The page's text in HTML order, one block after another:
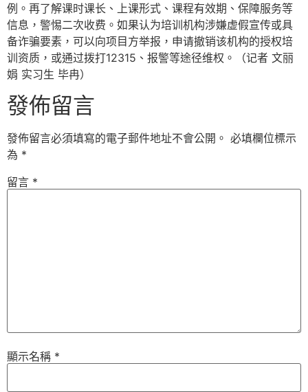
例。再了解课时课长、上课形式、课程有效期、保障服务等
信息，警惕二次收费。如果认为培训机构涉嫌虚假宣传或具
备诈骗要素，可以向项目方举报，申请撤销该机构的授权培
训资质，或通过拨打12315、报警等途径维权。（记者 文丽
娟 实习生 毕冉）
發佈留言
發佈留言必須填寫的電子郵件地址不會公開。 必填欄位標示
為 *
留言 *
顯示名稱 *